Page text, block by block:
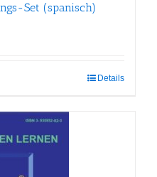
Set (spanisch)
Details